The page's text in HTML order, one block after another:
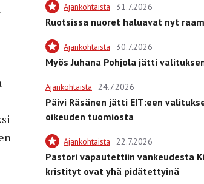
Ajankohtaista 31.7.2026
Ruotsissa nuoret haluavat nyt
Ajankohtaista 30.7.2026
Myös Juhana Pohjola jätti
Ajankohtaista 24.7.2026
Päivi Räsänen jätti EIT:een
oikeuden tuomiosta
Ajankohtaista 22.7.2026
Pastori vapautettiin vankeudesta
kristityt ovat yhä pidätettyinä